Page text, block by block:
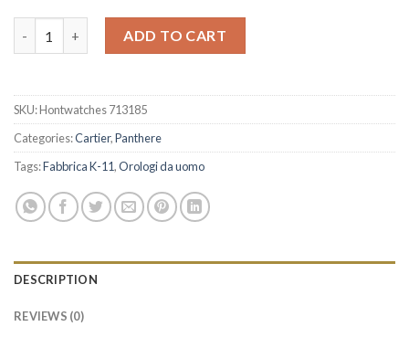
ADD TO CART
SKU:Hontwatches 713185
Categories:Cartier,Panthere
Tags:Fabbrica K-11,Orologi da uomo
DESCRIPTION
REVIEWS (0)